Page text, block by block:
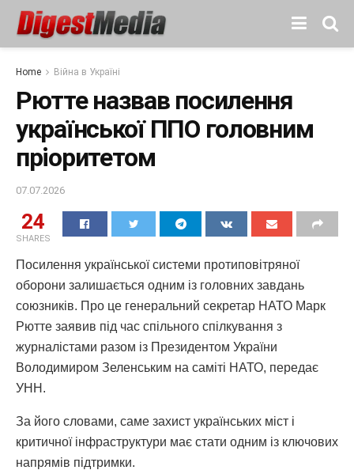
Home Війна в Україні
Рютте назвав посилення
української ППО головним
пріоритетом
07.07.2026
24
SHARES
Посилення української системи протиповітряної
оборони залишається одним із головних завдань
союзників. Про це генеральний секретар НАТО Марк
Рютте заявив під час спільного спілкування з
журналістами разом із Президентом України
Володимиром Зеленським на саміті НАТО, передає
УНН.
За його словами, саме захист українських міст і
критичної інфраструктури має стати одним із ключових
напрямів підтримки.